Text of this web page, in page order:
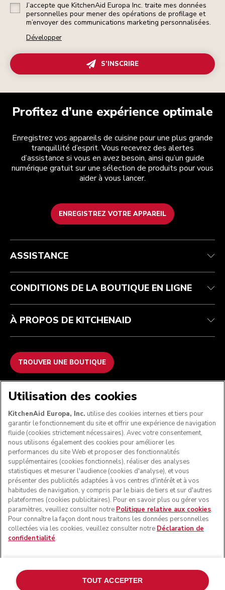
J’accepte que KitchenAid Europa Inc. traite mes données
personnelles pour mener des opérations de profilage et
m’envoyer des communications marketing personnalisées.
Développer
S’INSCRIRE
Profitez d’une expérience optimale
Enregistrez vos appareils de cuisine pour une plus grande
tranquillité d’esprit. Vous recevrez des alertes
d’assistance si vous en avez besoin, ainsi qu’un guide
numérique gratuit sur une sélection de produits pour vous
aider à vous lancer.
ENREGISTREZ VOTRE APPAREIL
Health Check
Suivez votre commande
Garantie et documents
Recupel
Conditions générales de vente
Retours et remboursements
Imprint
ODR
La marque
Trouver une boutique
ASSISTANCE
CONDITIONS DE LA BOUTIQUE EN LIGNE
À PROPOS DE KITCHENAID
TROUVER UNE BOUTIQUE
NOUS ACCEPTONS
SUIVEZ-NOUS
forme du robot pâtissier multifonction sont des marques
commerciales aux États-Unis et ailleurs.
Utilisation des cookies
KitchenAid Europa, Inc. utilise des cookies internes et tiers pour
garantir le fonctionnement du site et offrir une expérience de navigation
fluide (cookies strictement nécessaires). Avec votre consentement,
nous utilisons également des cookies pour améliorer les
performances du site Web et proposer des fonctionnalités
supplémentaires (cookies fonctionnels), réaliser des analyses
statistiques et mesurer l'audience (cookies d'analyse), et vous
présenter des publicités adaptées à vos centres d'intérêt et à vos
habitudes de navigation, y compris par le biais de tiers et sur d'autres
plateformes (cookies publicitaires). Pour en savoir plus ou gérer vos
paramètres, veuillez consulter notre Politique relative aux cookies.
Pour connaître la façon dont nous traitons les données personnelles
collectées via les cookies, veuillez consulter notre Déclaration de
confidentialité.
TOUT ACCEPTER